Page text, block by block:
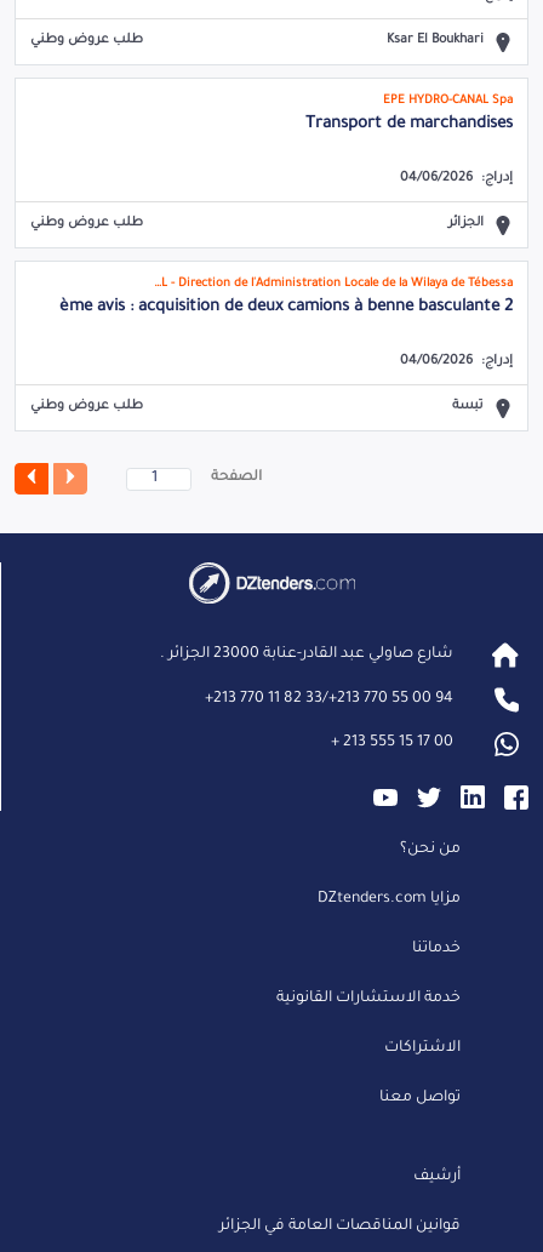
Ksar El Boukhari طلب عروض وطني
EPE HYDRO-CANAL Spa
Transport de marchandises
إدراج: 04/06/2026
الجزائر طلب عروض وطني
DAL - Direction de l'Administration Locale de la Wilaya de Tébessa
2 ème avis : acquisition de deux camions à benne basculante
إدراج: 04/06/2026
تبسة طلب عروض وطني
الصفحة
شارع صاولي عبد القادر-عنابة 23000 الجزائر .
+213 770 55 00 94
/
+213 770 11 82 33
+ 213 555 15 17 00
من نحن؟
مزايا DZtenders.com
خدماتنا
خدمة الاستشارات القانونية
الاشتراكات
تواصل معنا
أرشيف
قوانين المناقصات العامة في الجزائر